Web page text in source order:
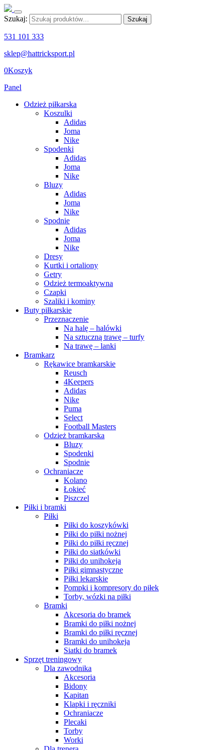
Szukaj: Szukaj
531 101 333
sklep@hattricksport.pl
0Koszyk
Panel
Odzież piłkarska
Koszulki
Adidas
Joma
Nike
Spodenki
Adidas
Joma
Nike
Bluzy
Adidas
Joma
Nike
Spodnie
Adidas
Joma
Nike
Dresy
Kurtki i ortaliony
Getry
Odzież termoaktywna
Czapki
Szaliki i kominy
Buty piłkarskie
Przeznaczenie
Na halę – halówki
Na sztuczną trawę – turfy
Na trawę – lanki
Bramkarz
Rękawice bramkarskie
Reusch
4Keepers
Adidas
Nike
Puma
Select
Football Masters
Odzież bramkarska
Bluzy
Spodenki
Spodnie
Ochraniacze
Kolano
Łokieć
Piszczel
Piłki i bramki
Piłki
Piłki do koszykówki
Piłki do piłki nożnej
Piłki do piłki ręcznej
Piłki do siatkówki
Piłki do unihokeja
Piłki gimnastyczne
Piłki lekarskie
Pompki i kompresory do piłek
Torby, wózki na piłki
Bramki
Akcesoria do bramek
Bramki do piłki nożnej
Bramki do piłki ręcznej
Bramki do unihokeja
Siatki do bramek
Sprzęt treningowy
Dla zawodnika
Akcesoria
Bidony
Kapitan
Klapki i ręczniki
Ochraniacze
Plecaki
Torby
Worki